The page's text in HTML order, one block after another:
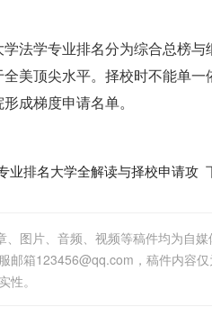
法学专业排名分为综合总榜
美顶尖水平。择校时不能单
成梯度申请名单。
业排名大学全解读与择校申请攻
、图片、音频、视频等稿件均为自
性。